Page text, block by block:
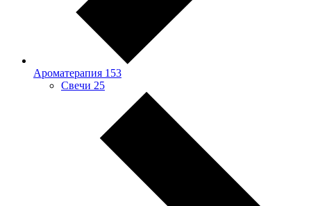
Ароматерапия 153
Свечи 25